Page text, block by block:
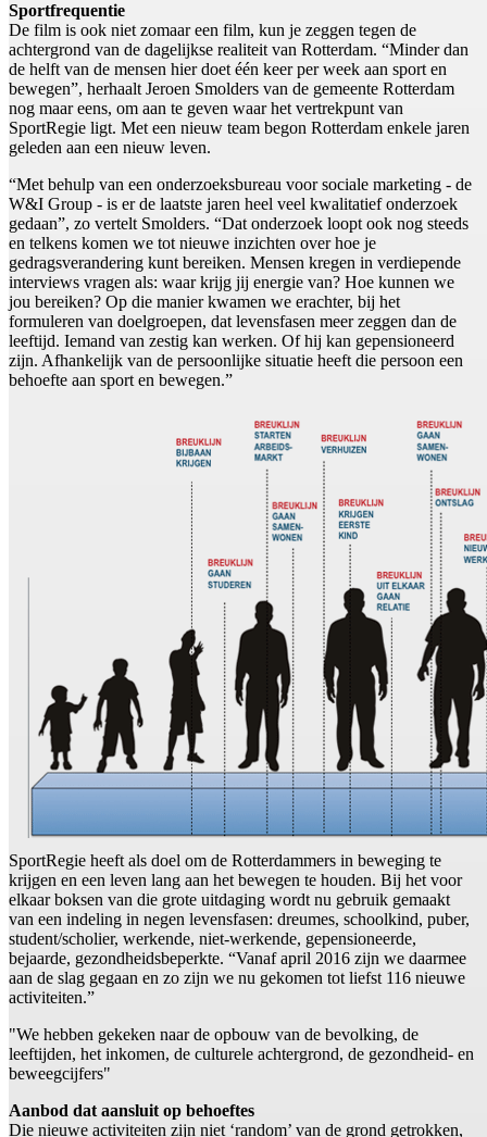
Sportfrequentie
De film is ook niet zomaar een film, kun je zeggen tegen de
achtergrond van de dagelijkse realiteit van Rotterdam. “Minder dan
de helft van de mensen hier doet één keer per week aan sport en
bewegen”, herhaalt Jeroen Smolders van de gemeente Rotterdam
nog maar eens, om aan te geven waar het vertrekpunt van
SportRegie ligt. Met een nieuw team begon Rotterdam enkele jaren
geleden aan een nieuw leven.
“Met behulp van een onderzoeksbureau voor sociale marketing - de
W&I Group - is er de laatste jaren heel veel kwalitatief onderzoek
gedaan”, zo vertelt Smolders. “Dat onderzoek loopt ook nog steeds
en telkens komen we tot nieuwe inzichten over hoe je
gedragsverandering kunt bereiken. Mensen kregen in verdiepende
interviews vragen als: waar krijg jij energie van? Hoe kunnen we
jou bereiken? Op die manier kwamen we erachter, bij het
formuleren van doelgroepen, dat levensfasen meer zeggen dan de
leeftijd. Iemand van zestig kan werken. Of hij kan gepensioneerd
zijn. Afhankelijk van de persoonlijke situatie heeft die persoon een
behoefte aan sport en bewegen.”
SportRegie heeft als doel om de Rotterdammers in beweging te
krijgen en een leven lang aan het bewegen te houden. Bij het voor
elkaar boksen van die grote uitdaging wordt nu gebruik gemaakt
van een indeling in negen levensfasen: dreumes, schoolkind, puber,
student/scholier, werkende, niet-werkende, gepensioneerde,
bejaarde, gezondheidsbeperkte. “Vanaf april 2016 zijn we daarmee
aan de slag gegaan en zo zijn we nu gekomen tot liefst 116 nieuwe
activiteiten.”
"We hebben gekeken naar de opbouw van de bevolking, de
leeftijden, het inkomen, de culturele achtergrond, de gezondheid- en
beweegcijfers"
Aanbod dat aansluit op behoeftes
Die nieuwe activiteiten zijn niet ‘random’ van de grond getrokken,